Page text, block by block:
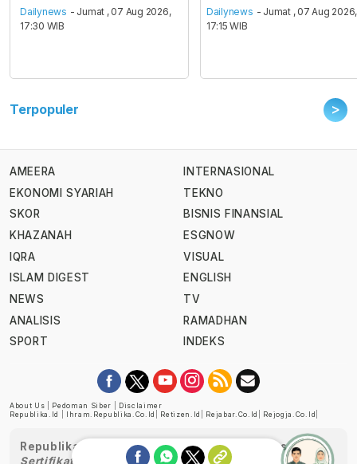
Dailynews - Jumat , 07 Aug 2026,
17:30 WIB
Dailynews - Jumat , 07 Aug 2026,
17:15 WIB
Terpopuler >
AMEERA
EKONOMI SYARIAH
SKOR
KHAZANAH
IQRA
ISLAM DIGEST
NEWS
ANALISIS
SPORT
INTERNASIONAL
TEKNO
BISNIS FINANSIAL
ESGNOW
VISUAL
ENGLISH
TV
RAMADHAN
INDEKS
About Us Pedoman Siber
Disclaimer
Republika.id
Ihram.republika.co.id Retizen.id Rejabar.co.id Rejogja.co.id
Republika telah diverifikasi oleh Dewan Pers
Sertifikat Nomor 1058/DP-Verifikasi/K/XII/2022